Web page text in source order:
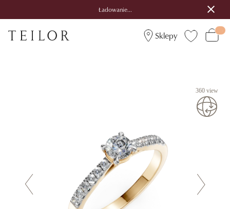
Ładowanie...
Sklepy
360 view